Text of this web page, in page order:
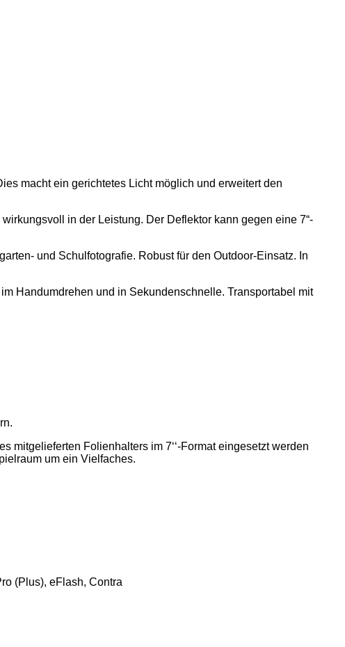
macht ein gerichtetes Licht möglich und erweitert den
in der Leistung. Der Deflektor kann gegen eine 7“-
und Schulfotografie. Robust für den Outdoor-Einsatz. In
Handumdrehen und in Sekundenschnelle. Transportabel mit
Folienhalters im 7‘‘-Format eingesetzt werden
um ein Vielfaches.
(Plus), eFlash, Contra